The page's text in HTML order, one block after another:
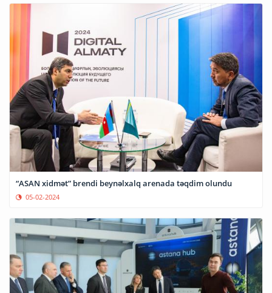
“ASAN xidmət” brendi beynəlxalq arenada təqdim olundu
05-02-2024